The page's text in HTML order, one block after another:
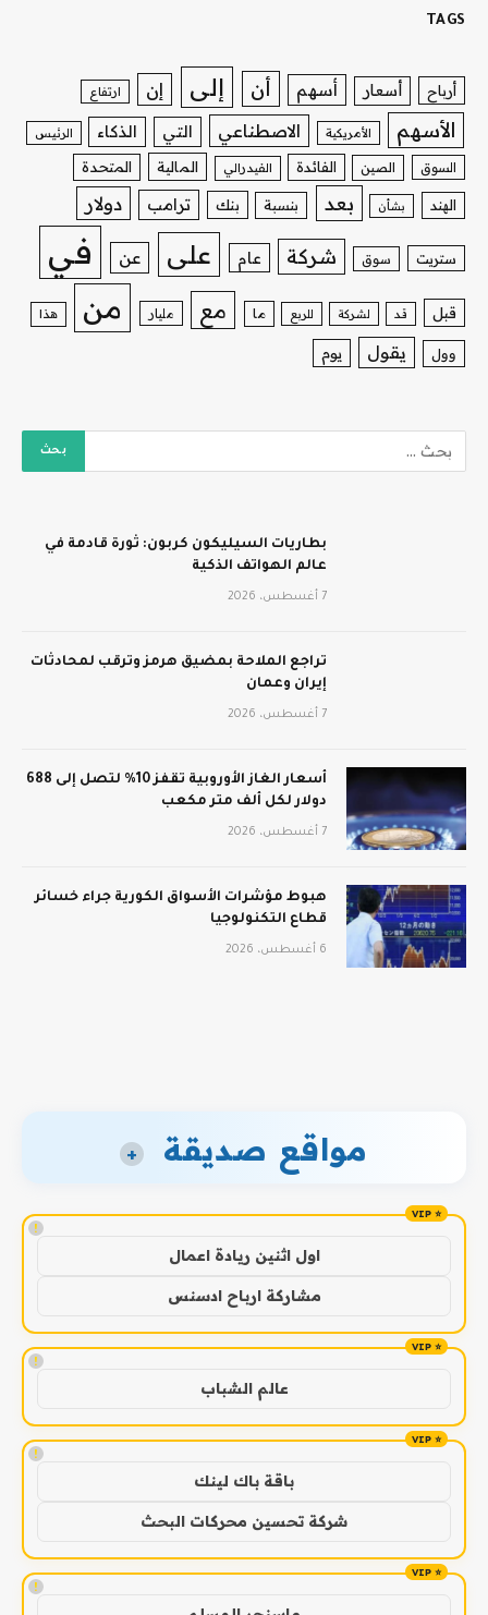
TAGS
أرباح أسعار أسهم أن إلى إن ارتفاع
الأسهم الأمريكية الاصطناعي التي الذكاء الرئيس
السوق الصين الفائدة الفيدرالي المالية المتحدة
الهند بشأن بعد بنسبة بنك ترامب دولار
ستريت سوق شركة عام على عن في
قبل قد لشركة للربع ما مع مليار من هذا
وول يقول يوم
بطاريات السيليكون كربون: ثورة قادمة في
عالم الهواتف الذكية
7 أغسطس، 2026
تراجع الملاحة بمضيق هرمز وترقب لمحادثات
إيران وعمان
7 أغسطس، 2026
أسعار الغاز الأوروبية تقفز 10% لتصل إلى 688
دولار لكل ألف متر مكعب
7 أغسطس، 2026
هبوط مؤشرات الأسواق الكورية جراء خسائر
قطاع التكنولوجيا
6 أغسطس، 2026
مواقع صديقة +
!
اول اثنين ريادة اعمال
مشاركة ارباح ادسنس
!
عالم الشباب
!
باقة باك لينك
شركة تحسين محركات البحث
!